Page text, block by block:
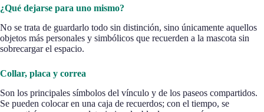
¿Qué dejarse para uno mismo?
No se trata de guardarlo todo sin distinción, sino únicamente aquellos
objetos más personales y simbólicos que recuerden a la mascota sin
sobrecargar el espacio.
Collar, placa y correa
Son los principales símbolos del vínculo y de los paseos compartidos.
Se pueden colocar en una caja de recuerdos; con el tiempo, se